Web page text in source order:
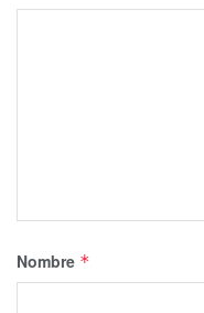
Nombre *